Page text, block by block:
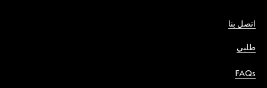
اتصل بنا
طلبي
FAQs